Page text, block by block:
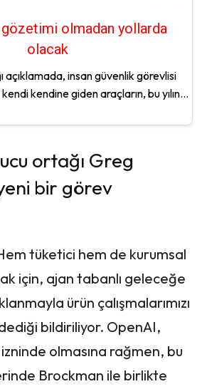
olmadan yollarda
olacak
açıklamada, insan güvenlik görevlisi
kendine giden araçların, bu yılın...
ortağı Greg
bir görev
tüketici hem de kurumsal
için, ajan tabanlı geleceğe
ürün çalışmalarımızı
bildiriliyor. OpenAI,
izninde olmasına rağmen, bu
Brockman ile birlikte